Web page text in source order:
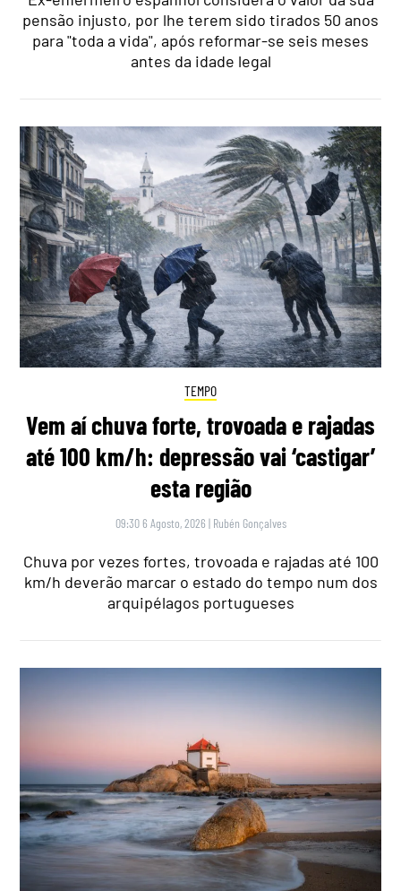
pensão injusto, por lhe terem sido tirados 50 anos
para "toda a vida", após reformar-se seis meses
antes da idade legal
TEMPO
Vem aí chuva forte, trovoada e rajadas
até 100 km/h: depressão vai ‘castigar’
esta região
09:30 6 Agosto, 2026 | Rubén Gonçalves
Chuva por vezes fortes, trovoada e rajadas até 100
km/h deverão marcar o estado do tempo num dos
arquipélagos portugueses